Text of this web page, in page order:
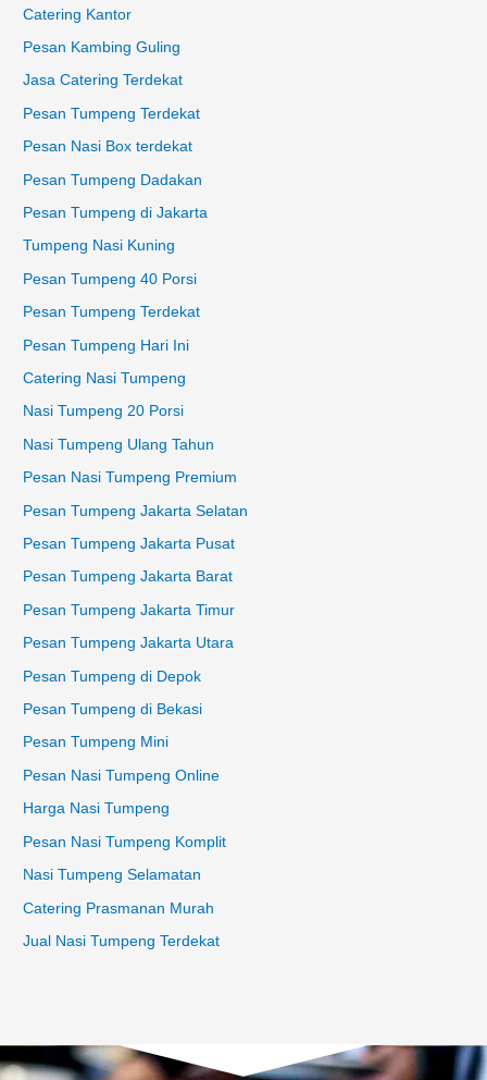
Catering Kantor
Pesan Kambing Guling
Jasa Catering Terdekat
Pesan Tumpeng Terdekat
Pesan Nasi Box terdekat
Pesan Tumpeng Dadakan
Pesan Tumpeng di Jakarta
Tumpeng Nasi Kuning
Pesan Tumpeng 40 Porsi
Pesan Tumpeng Terdekat
Pesan Tumpeng Hari Ini
Catering Nasi Tumpeng
Nasi Tumpeng 20 Porsi
Nasi Tumpeng Ulang Tahun
Pesan Nasi Tumpeng Premium
Pesan Tumpeng Jakarta Selatan
Pesan Tumpeng Jakarta Pusat
Pesan Tumpeng Jakarta Barat
Pesan Tumpeng Jakarta Timur
Pesan Tumpeng Jakarta Utara
Pesan Tumpeng di Depok
Pesan Tumpeng di Bekasi
Pesan Tumpeng Mini
Pesan Nasi Tumpeng Online
Harga Nasi Tumpeng
Pesan Nasi Tumpeng Komplit
Nasi Tumpeng Selamatan
Catering Prasmanan Murah
Jual Nasi Tumpeng Terdekat